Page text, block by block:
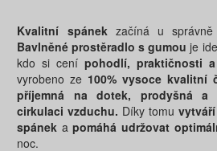
Kvalitní spánek začíná u správně
Bavlněné prostěradlo s gumou je
kdo si cenípohodlí, praktičnosti
vyrobeno ze 100% vysoce kvalitní
příjemná na dotek,
prodyšná a
cirkulaci vzduchu. Díky tomu
spánek apomáhá udržovat
noc.